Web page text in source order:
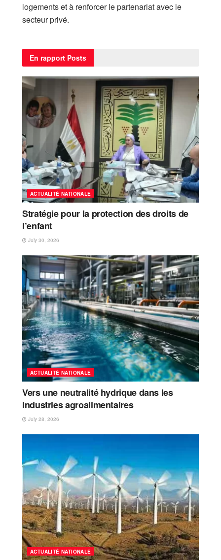
logements et à renforcer le partenariat avec le
secteur privé.
En rapport Posts
ACTUALITÉ NATIONALE
Stratégie pour la protection des droits de
l’enfant
July 30, 2026
ACTUALITÉ NATIONALE
Vers une neutralité hydrique dans les
industries agroalimentaires
July 28, 2026
ACTUALITÉ NATIONALE